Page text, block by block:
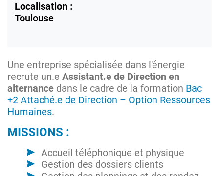
Localisation :
Toulouse
Une entreprise spécialisée dans l'énergie
recrute un.e Assistant.e de Direction en
alternance dans le cadre de la formation Bac
+2 Attaché.e de Direction – Option Ressources
Humaines.
MISSIONS :
Accueil téléphonique et physique
Gestion des dossiers clients